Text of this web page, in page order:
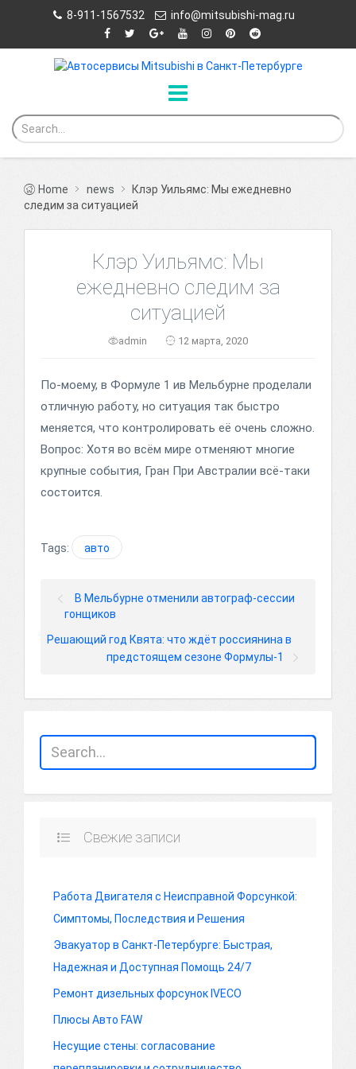
8-911-1567532 info@mitsubishi-mag.ru
Home news
Клэр Уильямс: Мы ежедневно
следим за ситуацией
Клэр Уильямс: Мы
ежедневно следим за
ситуацией
admin 12 марта, 2020
По-моему, в Формуле 1 ив Мельбурне проделали
отличную работу, но ситуация так быстро
меняется, что контролировать её очень сложно.
Вопрос: Хотя во всём мире отменяют многие
крупные события, Гран При Австралии всё-таки
состоится.
Tags: авто
В Мельбурне отменили автограф-сессии
гонщиков
Решающий год Квята: что ждёт россиянина в
предстоящем сезоне Формулы-1
Свежие записи
Работа Двигателя с Неисправной Форсункой:
Симптомы, Последствия и Решения
Эвакуатор в Санкт-Петербурге: Быстрая,
Надежная и Доступная Помощь 24/7
Ремонт дизельных форсунок IVECO
Плюсы Авто FAW
Несущие стены: согласование